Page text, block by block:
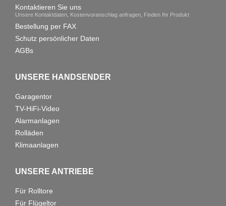
Kontaktieren Sie uns
Unsere Kontaktdaten, Kostenvoranschlag anfragen, Finden Ihr Produkt
Bestellung per FAX
Schutz persönlicher Daten
AGBs
UNSERE HANDSENDER
Garagentor
TV-HiFi-Video
Alarmanlagen
Rolläden
Klimaanlagen
UNSERE ANTRIEBE
Für Rolltore
Für Flügeltor